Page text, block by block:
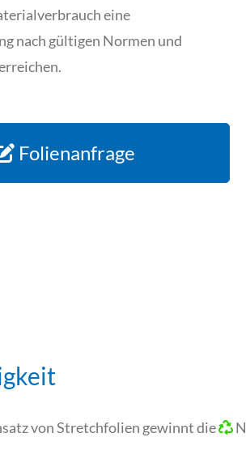
eine
nach gültigen Normen und
Folienanfrage
von Stretchfolien gewinnt die